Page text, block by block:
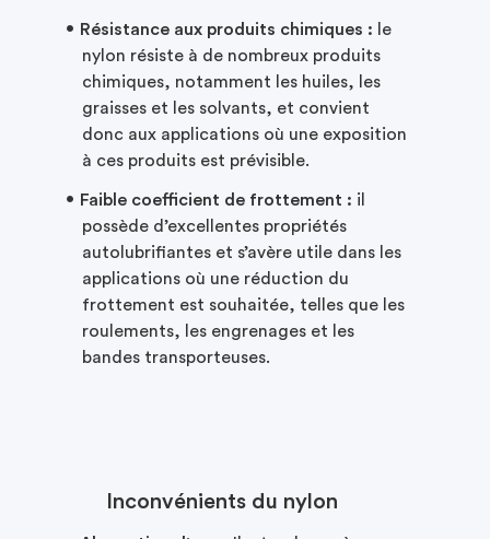
Résistance aux produits chimiques : le
nylon résiste à de nombreux produits
chimiques, notamment les huiles, les
graisses et les solvants, et convient
donc aux applications où une exposition
à ces produits est prévisible.
Faible coefficient de frottement : il
possède d’excellentes propriétés
autolubrifiantes et s’avère utile dans les
applications où une réduction du
frottement est souhaitée, telles que les
roulements, les engrenages et les
bandes transporteuses.
Inconvénients du nylon